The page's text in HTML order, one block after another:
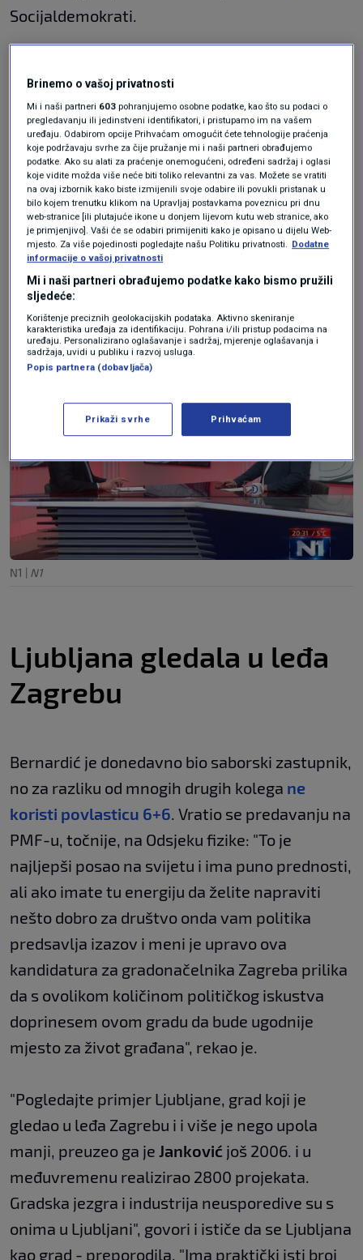
Socijaldemokrati.
Nisu osvojili nijedan mandat. Na pitanje je li ga
to pokolebalo, Bernardić odgovara da ga rijetko
što u životu može pokolebati. "Nisam ni
sudjelovao ni vodio te izbore, mislio sam da
treba dati šansu drugima", rekao je.
Neuspjeh izbornog rezultata 2020. pak
pripisuje niskoj izlaznost od svega 46 posto,
kao i vremenu održavanja izbora koji su se
održali tijekom ljeta.
N1 | N1
Ljubljana gledala u leđa
Zagrebu
Bernardić je donedavno bio saborski zastupnik,
no za razliku od mnogih drugih kolega ne
koristi povlasticu 6+6 . Vratio se predavanju na
PMF-u, točnije, na Odsjeku fizike: "To je
najljepši posao na svijetu i ima puno prednosti,
ali ako imate tu energiju da želite napraviti
nešto dobro za društvo onda vam politika
predsavlja izazov i meni je upravo ova
kandidatura za gradonačelnika Zagreba prilika
da s ovolikom količinom političkog iskustva
doprinesem ovom gradu da bude ugodnije
mjesto za život građana", rekao je.
"Pogledajte primjer Ljubljane, grad koji je
gledao u leđa Zagrebu i i više je nego upola
manji, preuzeo ga je Janković još 2006. i u
međuvremenu realizirao 2800 projekata.
Gradska jezgra i industrija neusporedive su s
onima u Ljubljani", govori i ističe da se Ljubljana
kao grad - preporodila. "Ima praktički isti broj
Brinemo o vašoj privatnosti
Mi i naši partneri 603 pohranjujemo osobne podatke, kao što su podaci o
pregledavanju ili jedinstveni identifikatori, i pristupamo im na vašem
uređaju. Odabirom opcije Prihvaćam omogućit ćete tehnologije praćenja
koje podržavaju svrhe za čije pružanje mi i naši partneri obrađujemo
podatke. Ako su alati za praćenje onemogućeni, određeni sadržaj i oglasi
koje vidite možda više neće biti toliko relevantni za vas. Možete se vratiti
na ovaj izbornik kako biste izmijenili svoje odabire ili povukli pristanak u
bilo kojem trenutku klikom na Upravljaj postavkama poveznicu pri dnu
web-stranice [ili plutajuće ikone u donjem lijevom kutu web stranice, ako
je primjenjivo]. Vaši će se odabiri primijeniti kako je opisano u dijelu Web-
mjesto. Za više pojedinosti pogledajte našu Politiku privatnosti. Dodatne
informacije o vašoj privatnosti
Mi i naši partneri obrađujemo podatke kako bismo pružili
sljedeće:
Korištenje preciznih geolokacijskih podataka. Aktivno skeniranje
karakteristika uređaja za identifikaciju. Pohrana i/ili pristup podacima na
uređaju. Personalizirano oglašavanje i sadržaj, mjerenje oglašavanja i
sadržaja, uvidi u publiku i razvoj usluga.
Popis partnera (dobavljača)
Prikaži svrhe Prihvaćam